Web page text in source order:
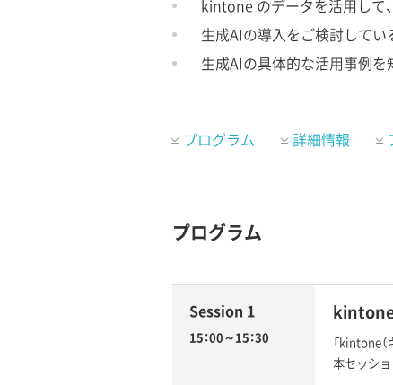
kintone のデータを活用して
生成AIの導入をご検討してい
生成AIの具体的な活用事例を
プログラム 詳細情報
プログラム
Session 1
15：00～15：30
「kintone
本セッショ